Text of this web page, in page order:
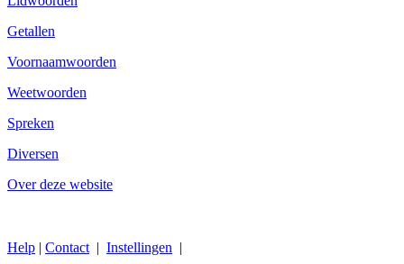
Getallen
Voornaamwoorden
Weetwoorden
Spreken
Diversen
Over deze website
Help | Contact | Instellingen |